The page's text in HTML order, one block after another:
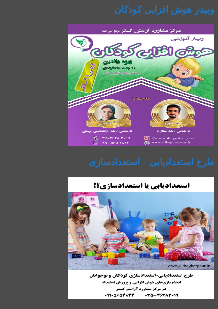
وبینار هوش افزایی کودکان
طرح استعدادیابی – استعدادسازی